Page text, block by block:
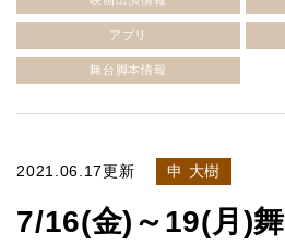
アプリ
舞台脚本情報
2021.06.17更新 申 大樹
7/16(金)～19(月)